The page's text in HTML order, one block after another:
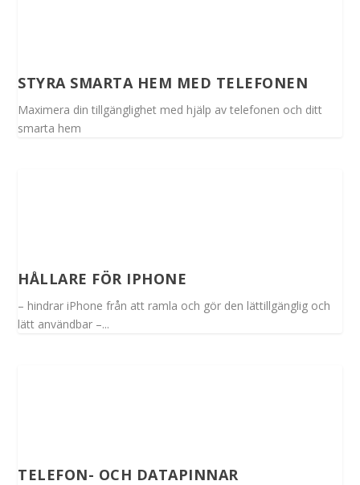
STYRA SMARTA HEM MED TELEFONEN
Maximera din tillgänglighet med hjälp av telefonen och ditt
smarta hem
HÅLLARE FÖR IPHONE
– hindrar iPhone från att ramla och gör den lättillgänglig och
lätt användbar –...
TELEFON- OCH DATAPINNAR